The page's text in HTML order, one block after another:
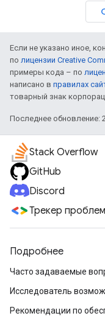
Если не указано иное,
по лицензии Creative
примеры кода – по
написано в правилах
товарный знак
Последнее обновление:
Stack Overflow
GitHub
Discord
Трекер проблем
Подробнее
Часто задаваемые
Исследователь
Рекомендации по